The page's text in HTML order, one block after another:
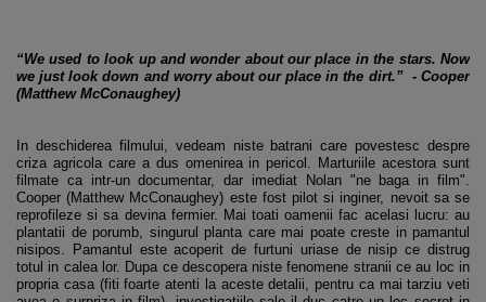
“We used to look up and wonder about our place in the stars. Now
we just look down and worry about our place in the dirt.” - Cooper
(Matthew McConaughey)
In deschiderea filmului, vedeam niste batrani care povestesc despre
criza agricola care a dus omenirea in pericol. Marturiile acestora sunt
filmate ca intr-un documentar, dar imediat Nolan "ne baga in film".
Cooper (Matthew McConaughey) este fost pilot si inginer, nevoit sa se
reprofileze si sa devina fermier. Mai toati oamenii fac acelasi lucru: au
plantatii de porumb, singurul planta care mai poate creste in pamantul
nisipos. Pamantul este acoperit de furtuni uriase de nisip ce distrug
totul in calea lor. Dupa ce descopera niste fenomene stranii ce au loc in
propria casa (fiti foarte atenti la aceste detalii, pentru ca mai tarziu veti